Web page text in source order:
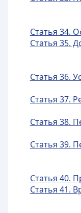
Статья 34.
Статья 35.
Статья 36.
Статья 37.
Статья 38.
Статья 39.
Статья 40.
Статья 41.